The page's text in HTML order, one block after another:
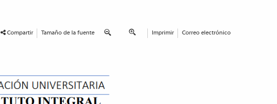
Compartir Tamaño de la fuente Imprimir Correo electrónico